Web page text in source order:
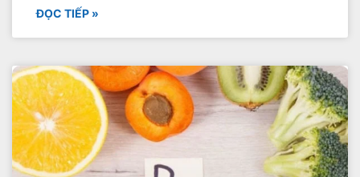
ĐỌC TIẾP »